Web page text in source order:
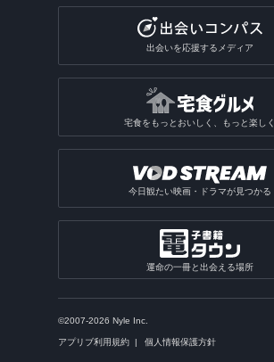
出会いを応援するメディア
宅食をもっとおいしく、もっと楽しく
今日観たい映画・ドラマが見つかる
運命の一冊と出会える場所
©2007-2026 Nyle Inc.
アプリブ利用規約 個人情報保護方針